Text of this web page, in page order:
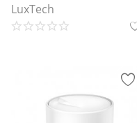
LuxTech